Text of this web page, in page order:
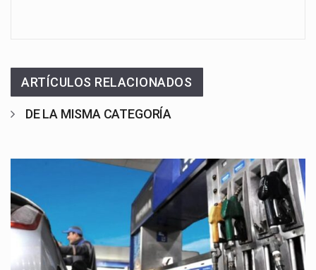
ARTÍCULOS RELACIONADOS
DE LA MISMA CATEGORÍA